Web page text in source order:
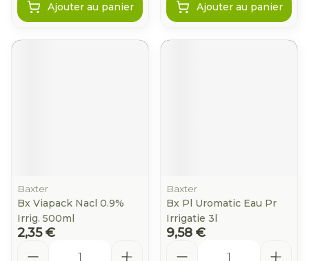
Ajouter au panier Ajouter au panier
Baxter
Bx Viapack Nacl 0.9%
Irrig. 500ml
2,35 €
Baxter
Bx Pl Uromatic Eau Pr
Irrigatie 3l
9,58 €